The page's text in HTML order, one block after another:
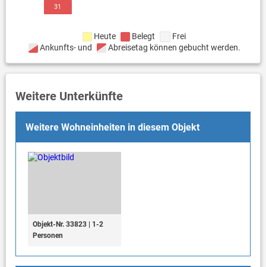
31
Heute Belegt
Frei
Ankunfts- und
Abreisetag können gebucht werden.
Weitere Unterkünfte
Weitere Wohneinheiten in diesem Objekt
Objekt-Nr. 33823 | 1-2
Personen